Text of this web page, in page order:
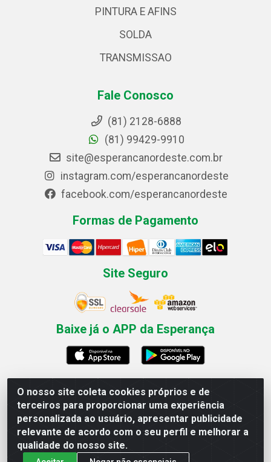
O nosso site coleta cookies próprios e de
terceiros para proporcionar uma experiência
personalizada ao usuário, apresentar publicidade
relevante de acordo com o seu perfil e melhorar a
qualidade do nosso site.
PINTURA E AFINS
SOLDA
TRANSMISSAO
Fale Conosco
(81) 2128-6888
(81) 99429-9910
site@esperancanordeste.com.br
instagram.com/esperancanordeste
facebook.com/esperancanordeste
Formas de Pagamento
Site Seguro
Baixe já o APP da Esperança
Esperança Nordeste - Rua Professor Caldas Filho, 291 -
Estância - Recife / PE CEP: 50771-335 - CNPJ
03.666.136/0001-23